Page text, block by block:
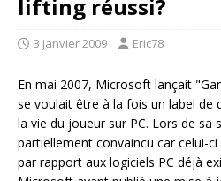
lifting réussi?
3 janvier 2009 Eric78
En mai 2007, Microsoft lançait
se voulait être à la fois un label de
la vie du joueur sur PC. Lors de sa
partiellement convaincu car celui-
par rapport aux logiciels PC déjà